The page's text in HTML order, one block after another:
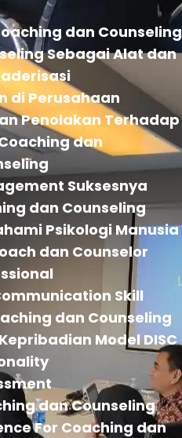
dan Counseling
Sebagai Alat dan
di Perusahaan
Penolakan Terhadap
dan
Suksesnya
dan Counseling
Psikologi Manusia
dan Counselor
Skill
dan Counseling
Model DISC
dan Counseling
For Coaching dan